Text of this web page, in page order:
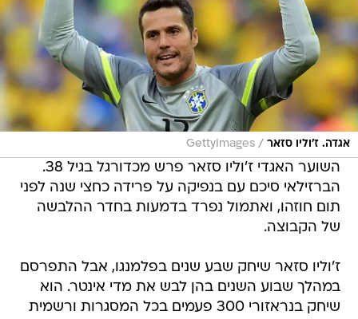
אגדה. ז'וליו סזאר /
GettyImages
השוער האגדי ז'וליו סזאר פרש מכדורגל בגיל 38.
הברזילאי סיכם עם בנפיקה על פרידה כחצי שנה לפני
תום חוזהו, ואתמול נפרד בדמעות בחדר ההלבשה
של הקבוצה.
ז'וליו סזאר שיחק שבע שנים בפלמנגו, אבל התפרסם
במהלך שבוע השנים בהן לבש את מדי אינטר. הוא
שיחק בנראזורי 300 פעמים בכל המסגרות ורשמית